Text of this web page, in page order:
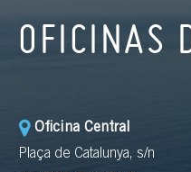
OFICINAS
Oficina Central
Plaça de Catalunya, s/n